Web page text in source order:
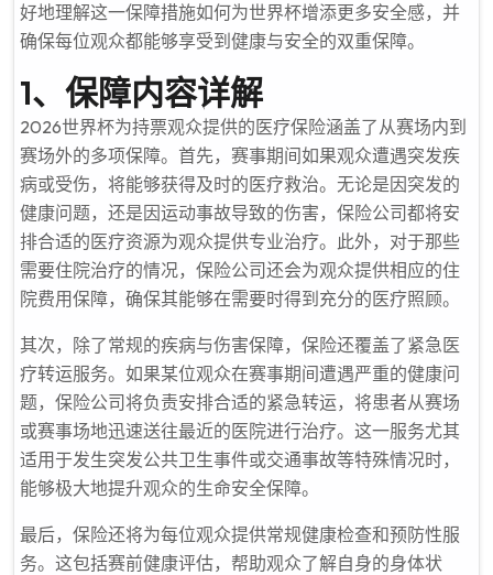
好地理解这一保障措施如何为世界杯增添更多安全感，并
确保每位观众都能够享受到健康与安全的双重保障。
1、保障内容详解
2026世界杯为持票观众提供的医疗保险涵盖了从赛场内到
赛场外的多项保障。首先，赛事期间如果观众遭遇突发疾
病或受伤，将能够获得及时的医疗救治。无论是因突发的
健康问题，还是因运动事故导致的伤害，保险公司都将安
排合适的医疗资源为观众提供专业治疗。此外，对于那些
需要住院治疗的情况，保险公司还会为观众提供相应的住
院费用保障，确保其能够在需要时得到充分的医疗照顾。
其次，除了常规的疾病与伤害保障，保险还覆盖了紧急医
疗转运服务。如果某位观众在赛事期间遭遇严重的健康问
题，保险公司将负责安排合适的紧急转运，将患者从赛场
或赛事场地迅速送往最近的医院进行治疗。这一服务尤其
适用于发生突发公共卫生事件或交通事故等特殊情况时，
能够极大地提升观众的生命安全保障。
最后，保险还将为每位观众提供常规健康检查和预防性服
务。这包括赛前健康评估，帮助观众了解自身的身体状